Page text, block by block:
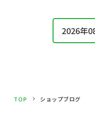
TOP ショップブログ